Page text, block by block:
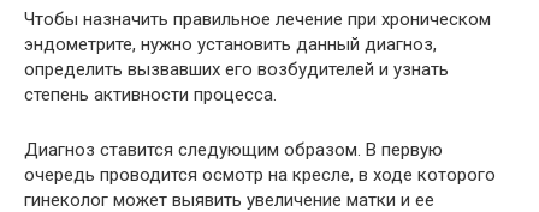
Чтобы назначить правильное лечение при хроническом
эндометрите, нужно установить данный диагноз,
определить вызвавших его возбудителей и узнать
степень активности процесса.
Диагноз ставится следующим образом. В первую
очередь проводится осмотр на кресле, в ходе которого
гинеколог может выявить увеличение матки и ее